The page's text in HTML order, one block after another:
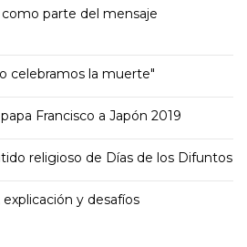
parte del mensaje
celebramos la muerte"
Francisco a Japón 2019
religioso de Días de los Difuntos
y desafíos